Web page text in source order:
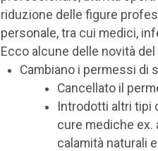
riduzione delle figure
personale, tra cui medici,
Ecco alcune delle novità
Cambiano i permessi di
Cancellato il
Introdotti altri tipi
cure mediche ex.
calamità naturali